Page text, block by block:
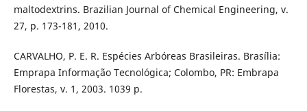
maltodextrins. Brazilian Journal of Chemical Engineering, v.
27, p. 173-181, 2010.
CARVALHO, P. E. R. Espécies Arbóreas Brasileiras. Brasília:
Emprapa Informação Tecnológica; Colombo, PR: Embrapa
Florestas, v. 1, 2003. 1039 p.